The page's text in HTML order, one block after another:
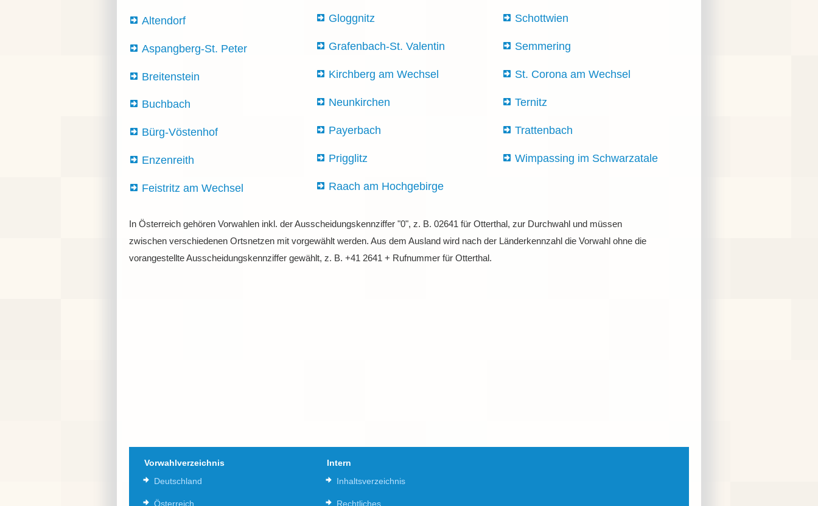
Altendorf
Aspangberg-St. Peter
Breitenstein
Buchbach
Bürg-Vöstenhof
Enzenreith
Feistritz am Wechsel
Gloggnitz
Grafenbach-St. Valentin
Kirchberg am Wechsel
Neunkirchen
Payerbach
Prigglitz
Raach am Hochgebirge
Schottwien
Semmering
St. Corona am Wechsel
Ternitz
Trattenbach
Wimpassing im Schwarzatale
In Österreich gehören Vorwahlen inkl. der Ausscheidungskennziffer "0", z. B. 02641 für Otterthal, zur Durchwahl und müssen
zwischen verschiedenen Ortsnetzen mit vorgewählt werden. Aus dem Ausland wird nach der Länderkennzahl die Vorwahl ohne die
vorangestellte Ausscheidungskennziffer gewählt, z. B. +41 2641 + Rufnummer für Otterthal.
Vorwahlverzeichnis
Deutschland
Österreich
Intern
Inhaltsverzeichnis
Rechtliches